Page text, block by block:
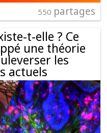
550 partages
t-elle ? Ce
une théorie
les
actuels